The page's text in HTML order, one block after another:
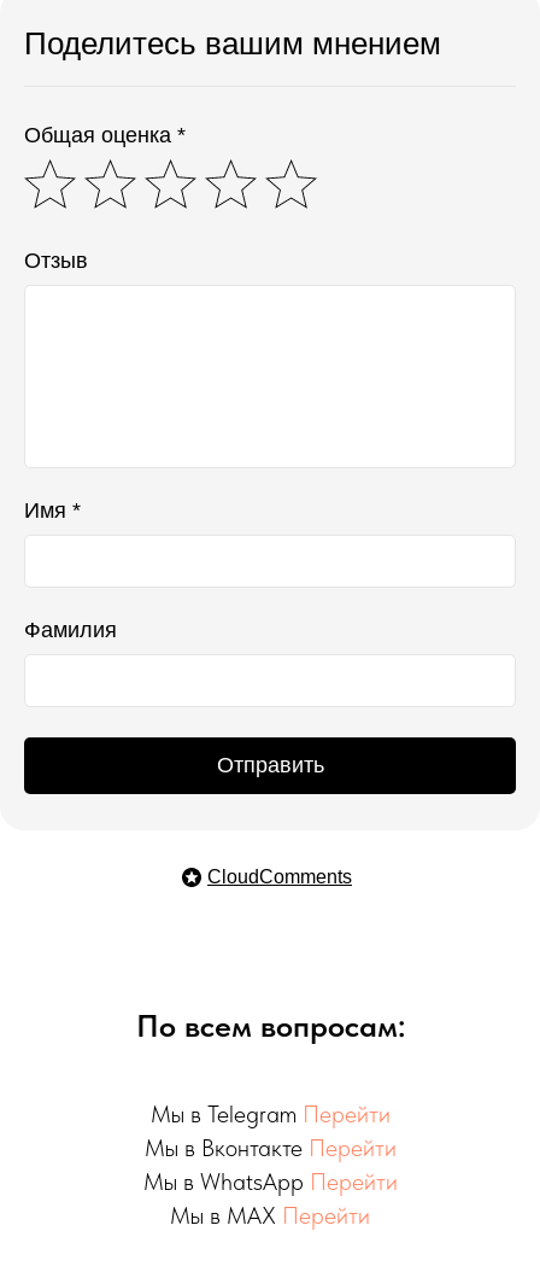
Поделитесь вашим мнением
Общая оценка *
Отзыв
Имя *
Фамилия
Отправить
CloudComments
По всем вопросам:
Мы в Telegram Перейти
Мы в Вконтакте Перейти
Мы в WhatsApp Перейти
Мы в MAX Перейти